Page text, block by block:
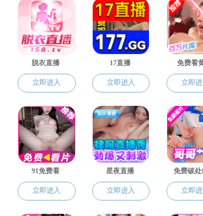
学院免费性爱
直播
免费性爱直播
概况
党建之窗